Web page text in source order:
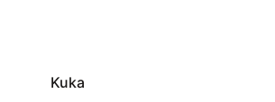
Työpajafasilitointi poikkeaa tästä
Kuka